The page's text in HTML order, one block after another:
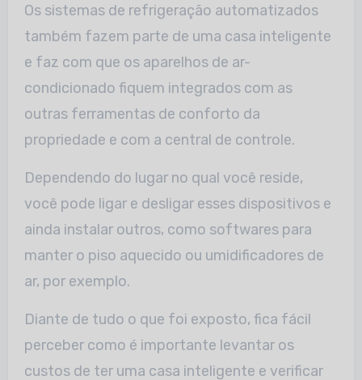
Os sistemas de refrigeração automatizados
também fazem parte de uma casa inteligente
e faz com que os aparelhos de ar-
condicionado fiquem integrados com as
outras ferramentas de conforto da
propriedade e com a central de controle.
Dependendo do lugar no qual você reside,
você pode ligar e desligar esses dispositivos e
ainda instalar outros, como softwares para
manter o piso aquecido ou umidificadores de
ar, por exemplo.
Diante de tudo o que foi exposto, fica fácil
perceber como é importante levantar os
custos de ter uma casa inteligente e verificar